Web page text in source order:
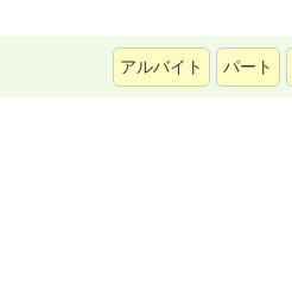
アルバイト パート